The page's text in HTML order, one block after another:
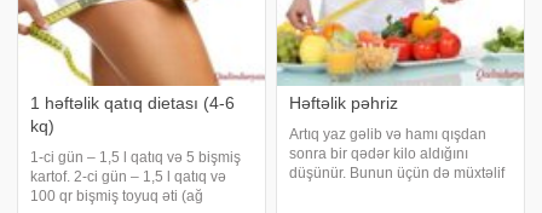
1 həftəlik qatıq dietası (4-6
kq)
1-ci gün – 1,5 l qatıq və 5 bişmiş
kartof. 2-ci gün – 1,5 l qatıq və
100 qr bişmiş toyuq əti (ağ
Həftəlik pəhriz
Artıq yaz gəlib və hamı qışdan
sonra bir qədər kilo aldığını
düşünür. Bunun üçün də müxtəlif